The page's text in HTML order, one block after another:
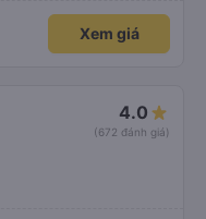
điện thoại) vào ban đêm
ra, nhà xe nên dán sẵn mật
dụng. Tôi vẫn sẽ tiếp tục ủng
Xem giá
4.0
(672 đánh giá)